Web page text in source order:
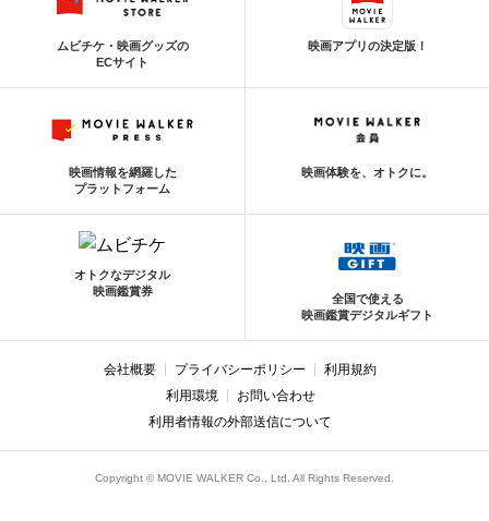
ムビチケ・映画グッズの
ECサイト
映画アプリの決定版！
映画情報を網羅した
プラットフォーム
映画体験を、オトクに。
オトクなデジタル
映画鑑賞券
全国で使える
映画鑑賞デジタルギフト
会社概要 プライバシーポリシー
利用規約
利用環境
お問い合わせ
利用者情報の外部送信について
Copyright © MOVIE WALKER Co., Ltd. All Rights Reserved.